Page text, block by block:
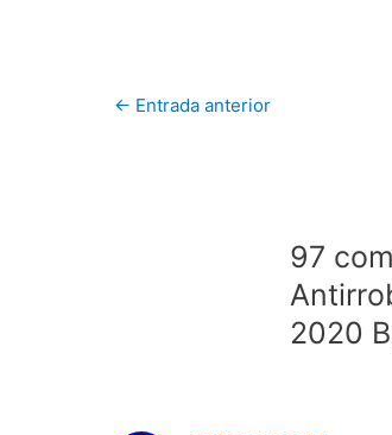
← Entrada anterior
97
2020